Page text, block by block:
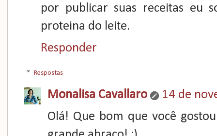
por publicar suas receitas eu
proteina do leite.
Responder
Respostas
Monalisa Cavallaro
14 de
Olá! Que bom que você